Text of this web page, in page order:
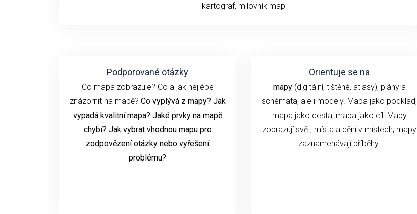
kartograf, milovník map
Podporované otázky
Co mapa zobrazuje? Co a jak nejlépe
znázornit na mapě? Co vyplývá z mapy? Jak
vypadá kvalitní mapa? Jaké prvky na mapě
chybí? Jak vybrat vhodnou mapu pro
zodpovězení otázky nebo vyřešení
problému?
Orientuje se na
mapy(digitální, tištěné, atlasy), plány a
schémata, ale i modely. Mapa jako podklad,
mapa jako cesta, mapa jako cíl. Mapy
zobrazují svět, místa a dění v místech, mapy
zaznamenávají příběhy.